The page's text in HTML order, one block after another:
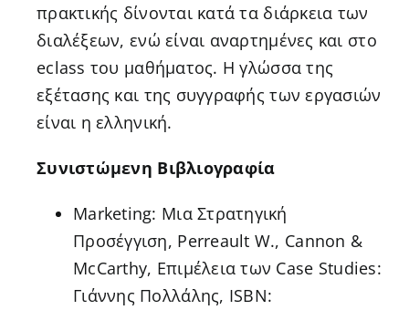
πρακτικής δίνονται κατά τα διάρκεια των
διαλέξεων, ενώ είναι αναρτημένες και στο
eclass του μαθήματος. Η γλώσσα της
εξέτασης και της συγγραφής των εργασιών
είναι η ελληνική.
Συνιστώμενη Βιβλιογραφία
Marketing: Μια Στρατηγική
Προσέγγιση, Perreault W., Cannon &
McCarthy, Επιμέλεια των Case Studies:
Γιάννης Πολλάλης, ISBN: